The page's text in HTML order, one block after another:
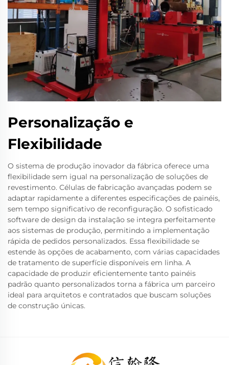
Personalização e
Flexibilidade
O sistema de produção inovador da fábrica oferece uma
flexibilidade sem igual na personalização de soluções de
revestimento. Células de fabricação avançadas podem se
adaptar rapidamente a diferentes especificações de painéis,
sem tempo significativo de reconfiguração. O sofisticado
software de design da instalação se integra perfeitamente
aos sistemas de produção, permitindo a implementação
rápida de pedidos personalizados. Essa flexibilidade se
estende às opções de acabamento, com várias capacidades
de tratamento de superfície disponíveis em linha. A
capacidade de produzir eficientemente tanto painéis
padrão quanto personalizados torna a fábrica um parceiro
ideal para arquitetos e contratados que buscam soluções
de construção únicas.